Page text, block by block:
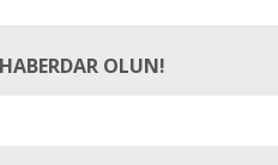
OLUN!